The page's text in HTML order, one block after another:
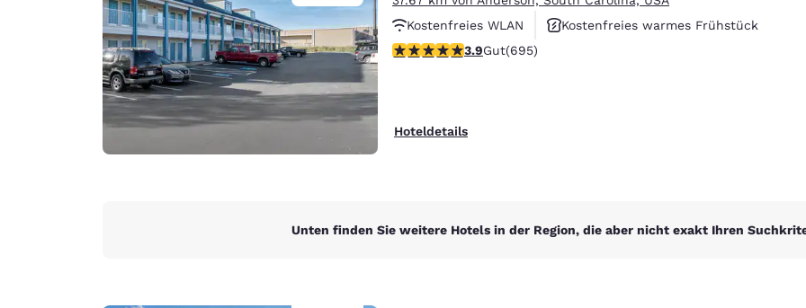
Kostenfreies WLAN
Kostenfreies warmes Frühstück
Haustierfreundlich
3.85-Sterne-Bewertung. Gut. 695 Bewertungen
3.9Gut(695)
Hoteldetails
Unten finden Sie weitere Hotels in der Region, die aber nicht exakt Ihren